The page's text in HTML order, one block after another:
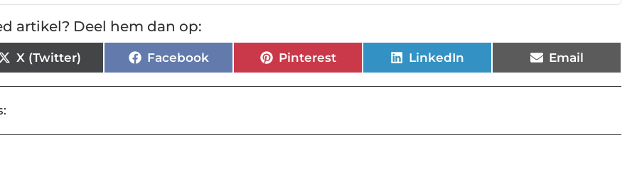
artikel? Deel hem dan op:
X (Twitter) Facebook Pinterest LinkedIn Email